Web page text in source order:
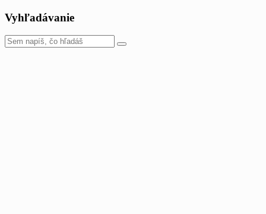
Vyhľadávanie